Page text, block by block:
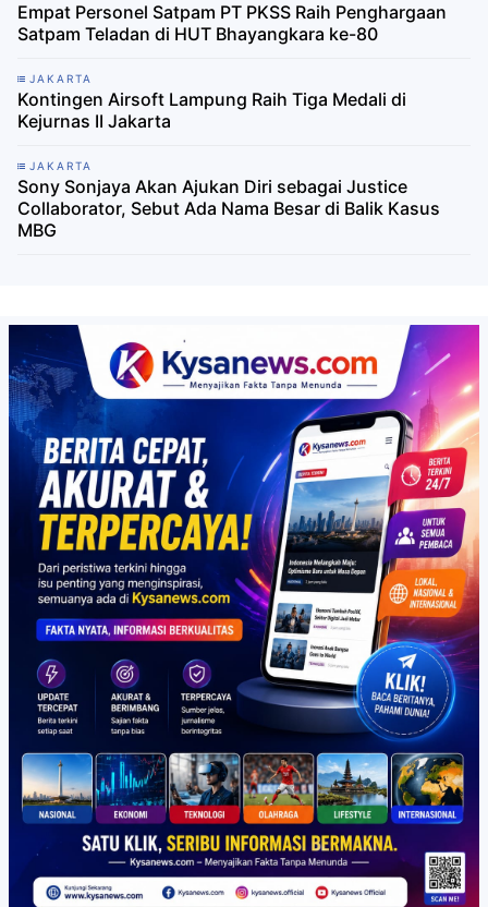
Empat Personel Satpam PT PKSS Raih Penghargaan
Satpam Teladan di HUT Bhayangkara ke-80
JAKARTA
Kontingen Airsoft Lampung Raih Tiga Medali di
Kejurnas II Jakarta
JAKARTA
Sony Sonjaya Akan Ajukan Diri sebagai Justice
Collaborator, Sebut Ada Nama Besar di Balik Kasus
MBG